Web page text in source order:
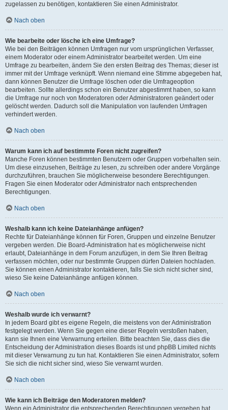
zugelassen zu benötigen, kontaktieren Sie einen Administrator.
Nach oben
Wie bearbeite oder lösche ich eine Umfrage?
Wie bei den Beiträgen können Umfragen nur vom ursprünglichen Verfasser,
einem Moderator oder einem Administrator bearbeitet werden. Um eine
Umfrage zu bearbeiten, ändern Sie den ersten Beitrag des Themas; dieser ist
immer mit der Umfrage verknüpft. Wenn niemand eine Stimme abgegeben hat,
dann können Benutzer die Umfrage löschen oder die Umfrageoption
bearbeiten. Sollte allerdings schon ein Benutzer abgestimmt haben, so kann
die Umfrage nur noch von Moderatoren oder Administratoren geändert oder
gelöscht werden. Dadurch soll die Manipulation von laufenden Umfragen
verhindert werden.
Nach oben
Warum kann ich auf bestimmte Foren nicht zugreifen?
Manche Foren können bestimmten Benutzern oder Gruppen vorbehalten sein.
Um diese einzusehen, Beiträge zu lesen, zu schreiben oder andere Vorgänge
durchzuführen, brauchen Sie möglicherweise besondere Berechtigungen.
Fragen Sie einen Moderator oder Administrator nach entsprechenden
Berechtigungen.
Nach oben
Weshalb kann ich keine Dateianhänge anfügen?
Rechte für Dateianhänge können für Foren, Gruppen und einzelne Benutzer
vergeben werden. Die Board-Administration hat es möglicherweise nicht
erlaubt, Dateianhänge in dem Forum anzufügen, in dem Sie Ihren Beitrag
verfassen möchten, oder nur bestimmte Gruppen dürfen Dateien hochladen.
Sie können einen Administrator kontaktieren, falls Sie sich nicht sicher sind,
wieso Sie keine Dateianhänge anfügen können.
Nach oben
Weshalb wurde ich verwarnt?
In jedem Board gibt es eigene Regeln, die meistens von der Administration
festgelegt werden. Wenn Sie gegen eine dieser Regeln verstoßen haben,
kann sie Ihnen eine Verwarnung erteilen. Bitte beachten Sie, dass dies die
Entscheidung der Administration dieses Boards ist und phpBB Limited nichts
mit dieser Verwarnung zu tun hat. Kontaktieren Sie einen Administrator, sofern
Sie sich die nicht sicher sind, wieso Sie verwarnt wurden.
Nach oben
Wie kann ich Beiträge den Moderatoren melden?
Wenn ein Administrator die entsprechenden Berechtigungen vergeben hat,